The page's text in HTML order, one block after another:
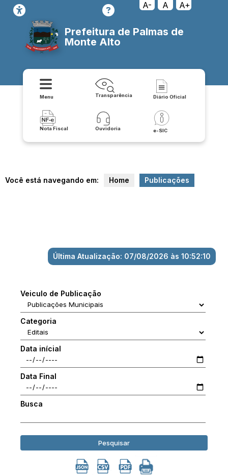
A- A A+
Prefeitura de Palmas de
Monte Alto
Menu Transparência Diário Oficial
Nota Fiscal Ouvidoria e-SIC
Você está navegando em: Home Publicações
Última Atualização: 07/08/2026 às 10:52:10
Veiculo de Publicação
Categoria
Data inícial
Data Final
Busca
Pesquisar